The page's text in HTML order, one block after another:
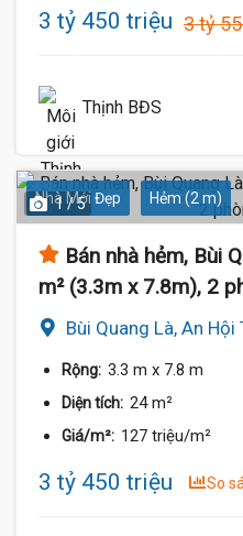
3 tỷ 450 triệu 3 tỷ
Thịnh BĐS
Nhà Mới Đẹp Hẻm (2 m)
1 / 5
Bán nhà hẻm, Bùi
m² (3.3m x 7.8m), 2
Bùi Quang Là, An Hội
Rộng: 3.3 m x 7.8 m
Diện tích: 24 m²
Giá/m²: 127 triệu/m²
3 tỷ 450 triệu So